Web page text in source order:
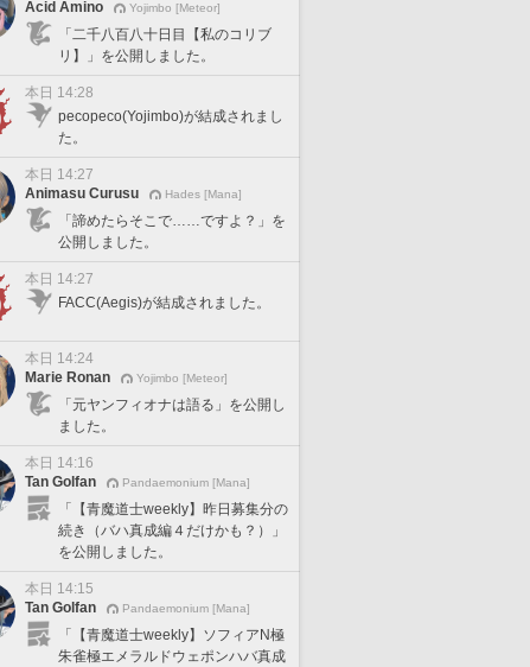
Acid Amino
Yojimbo [Meteor]
「二千八百八十日目【私のコリブ
リ】」を公開しました。
本日 14:28
pecopeco(Yojimbo)が結成されまし
た。
本日 14:27
Animasu Curusu
Hades [Mana]
「諦めたらそこで……ですよ？」を
公開しました。
本日 14:27
FACC(Aegis)が結成されました。
本日 14:24
Marie Ronan
Yojimbo [Meteor]
「元ヤンフィオナは語る」を公開し
ました。
本日 14:16
Tan Golfan
Pandaemonium [Mana]
「【青魔道士weekly】昨日募集分の
続き（バハ真成編４だけかも？）」
を公開しました。
本日 14:15
Tan Golfan
Pandaemonium [Mana]
「【青魔道士weekly】ソフィアN極
朱雀極エメラルドウェポンハバ真成